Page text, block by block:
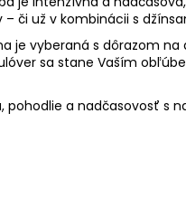
či už v kombinácii s
je vyberaná s dôrazom
sa stane Vaším
pohodlie a nadčasovosť s